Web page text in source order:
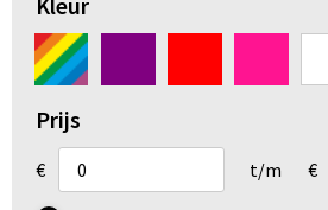
Arm- en handbescherming
Ademhalingsbescherming
Gehoorbescherming
Oog- en gelaatsbescherming
Prijs
€ t/m €